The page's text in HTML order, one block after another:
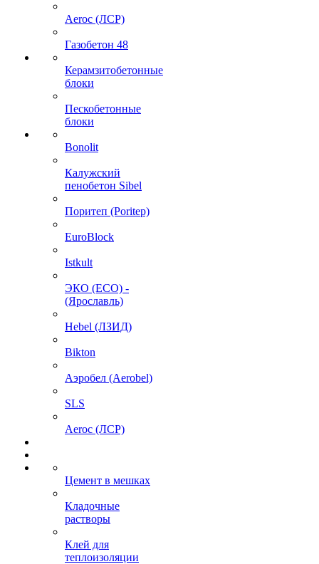
Aeroc (ЛСР)
Газобетон 48
Керамзитобетонные
блоки
Пескобетонные
блоки
Bonolit
Калужский
пенобетон Sibel
Поритеп (Poritep)
EuroBlock
Istkult
ЭКО (ECO) -
(Ярославль)
Hebel (ЛЗИД)
Bikton
Аэробел (Aerobel)
SLS
Aeroc (ЛСР)
Цемент в мешках
Кладочные
растворы
Клей для
теплоизоляции